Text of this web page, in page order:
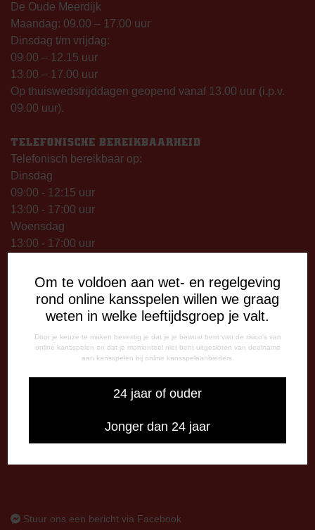
Om te voldoen aan wet- en regelgeving
rond online kansspelen willen we graag
weten in welke leeftijdsgroep je valt.
Door je keuze te maken bevestig je dat je je bewust bent van de risico's van
online kansspelen en dat je momenteel niet bent uitgesloten van deelname
aan kansspelen bij online kansspelaanbieders.
24 jaar of ouder
Jonger dan 24 jaar
De Oude Meerdijk
Maandag: 09.00 – 17.00 uur
Dinsdag t/m vrijdag:
09.00 – 12.15 uur
13.00 – 17.00 uur
Op thuiswedstrijddagen geopend vanaf 13.00 uur (i.p.v.
09.00 uur).
TELEFONISCHE BEREIKBAARHEID
Telefonisch bereikbaar op:
Dinsdag
09:00 - 12:15 uur
13:00 - 17:00 uur
Woensdag
13:00 - 17:00 uur
09:00 - 12:15 uur
13:00 - 17:00 uur
Op thuiswedstrijddagen bereikbaar vanaf 13:00 - 20:00 uur
CORRESPONDENTIE-ADRES
7800 AA Emmen
Stuur ons een bericht via Facebook